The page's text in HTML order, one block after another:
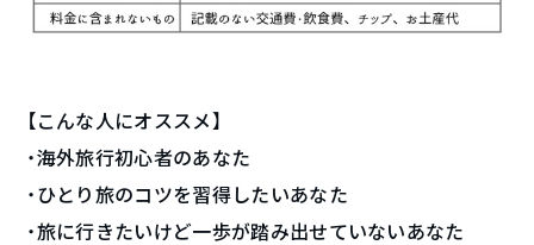
【こんな人にオススメ】
・海外旅行初心者のあなた
・ひとり旅のコツを習得したいあなた
・旅に行きたいけど一歩が踏み出せていないあなた